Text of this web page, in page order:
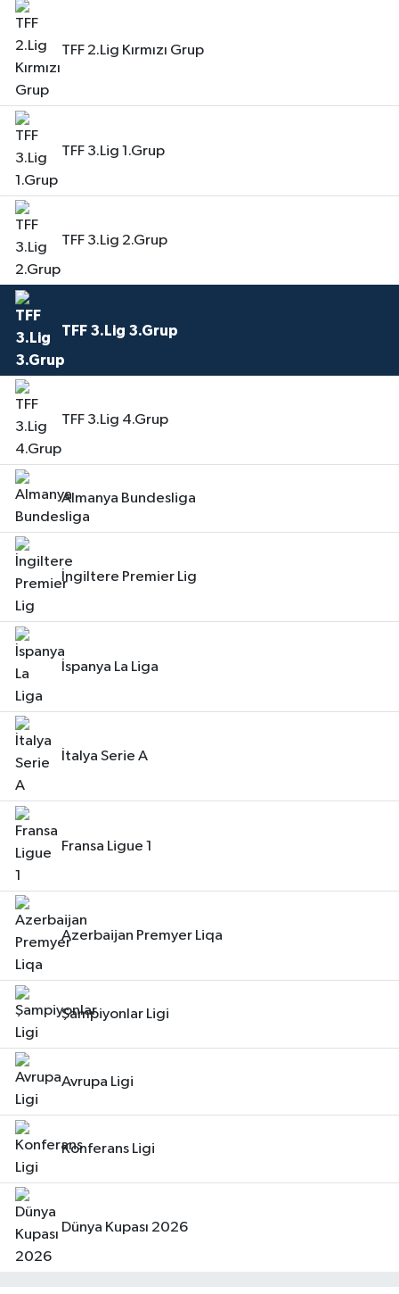
TFF 2.Lig Kırmızı Grup
TFF 3.Lig 1.Grup
TFF 3.Lig 2.Grup
TFF 3.Lig 3.Grup
TFF 3.Lig 4.Grup
Almanya Bundesliga
İngiltere Premier Lig
İspanya La Liga
İtalya Serie A
Fransa Ligue 1
Azerbaijan Premyer Liqa
Şampiyonlar Ligi
Avrupa Ligi
Konferans Ligi
Dünya Kupası 2026